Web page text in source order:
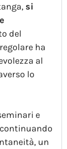
si
del
ha
al
lo
e
un